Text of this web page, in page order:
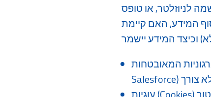
לניוזלטר, או טופס
המידע, האם קיימת
(לדוגמה: פרטי תורמים ל-